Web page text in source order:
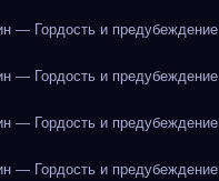
— Гордость и предубеждение
— Гордость и предубеждение
— Гордость и предубеждение
— Гордость и предубеждение